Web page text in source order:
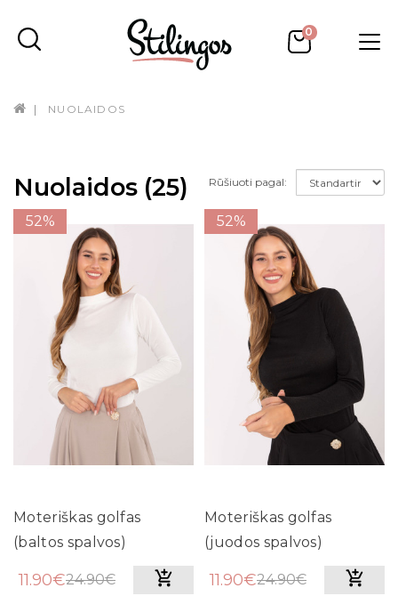
0
NUOLAIDOS
Nuolaidos (25) Rūšiuoti pagal:
52%
Moteriškas golfas
(baltos spalvos)
11.90€24.90€
52%
Moteriškas golfas
(juodos spalvos)
11.90€24.90€